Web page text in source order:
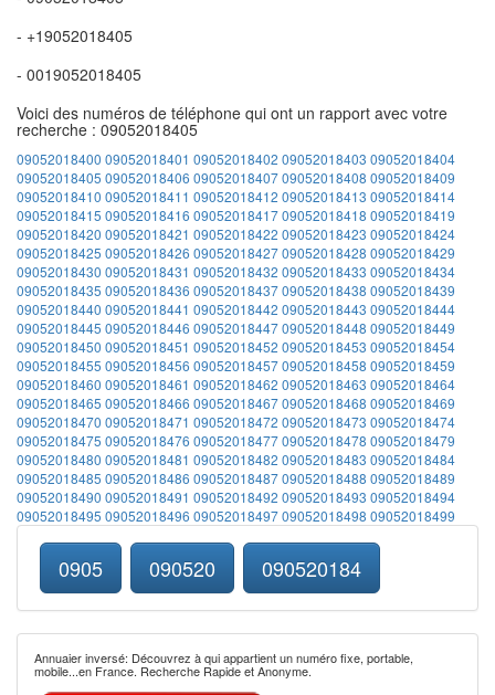
- +19052018405
- 0019052018405
Voici des numéros de téléphone qui ont un rapport avec votre
recherche : 09052018405
09052018400 09052018401 09052018402 09052018403 09052018404
09052018405 09052018406 0905201840709052018408 09052018409
09052018410 09052018411 09052018412 09052018413 09052018414
09052018415 09052018416 0905201841709052018418 09052018419
09052018420 09052018421 09052018422 09052018423 09052018424
09052018425 09052018426 0905201842709052018428 09052018429
09052018430 09052018431 09052018432 09052018433 09052018434
09052018435 09052018436 0905201843709052018438 09052018439
09052018440 09052018441 09052018442 09052018443 09052018444
09052018445 09052018446 0905201844709052018448 09052018449
09052018450 09052018451 09052018452 09052018453 09052018454
09052018455 09052018456 0905201845709052018458 09052018459
09052018460 09052018461 09052018462 09052018463 09052018464
09052018465 09052018466 0905201846709052018468 09052018469
09052018470 09052018471 09052018472 09052018473 09052018474
09052018475 09052018476 0905201847709052018478 09052018479
09052018480 09052018481 09052018482 09052018483 09052018484
09052018485 09052018486 0905201848709052018488 09052018489
09052018490 09052018491 09052018492 09052018493 09052018494
09052018495 09052018496 0905201849709052018498 09052018499
0905 090520 090520184
Annuaier inversé: Découvrez à qui appartient un numéro fixe, portable,
mobile...en France. Recherche Rapide et Anonyme.